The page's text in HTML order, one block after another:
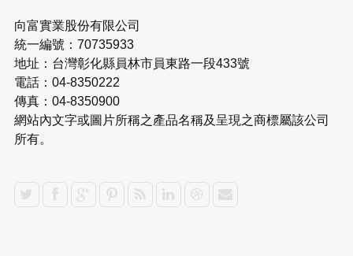
向富實業股份有限公司
統一編號：70735933
地址：台灣彰化縣員林市員東路一段433號
電話：04-8350222
傳真：04-8350900
網站內文字或圖片所稱之產品名稱及呈現之商標屬該公司
所有。